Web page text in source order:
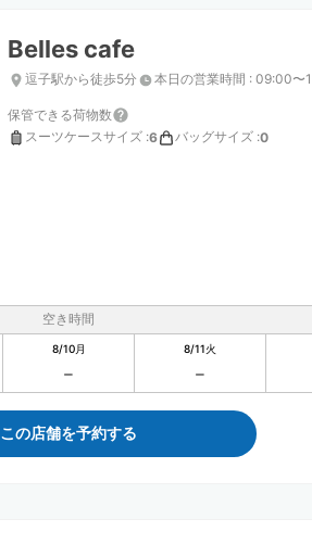
Belles cafe
逗子駅から徒歩5分 本日の営業時間 : 09:00〜
保管できる荷物数
スーツケースサイズ :6 バッグサイズ :0
空き時間
8/10月 8/11火
この店舗を予約する